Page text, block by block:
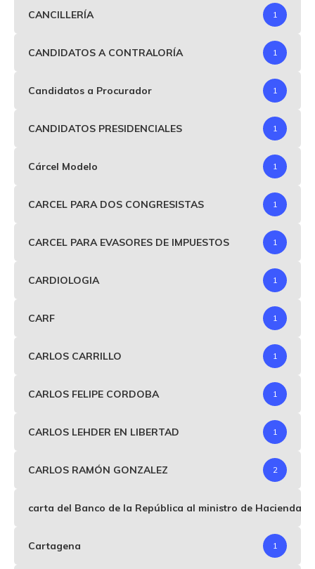
CANCILLERÍA 1
CANDIDATOS A CONTRALORÍA 1
Candidatos a Procurador 1
CANDIDATOS PRESIDENCIALES 1
Cárcel Modelo 1
CARCEL PARA DOS CONGRESISTAS 1
CARCEL PARA EVASORES DE IMPUESTOS 1
CARDIOLOGIA 1
CARF 1
CARLOS CARRILLO 1
CARLOS FELIPE CORDOBA 1
CARLOS LEHDER EN LIBERTAD 1
CARLOS RAMÓN GONZALEZ 2
carta del Banco de la República al ministro de Hacienda
Cartagena 1